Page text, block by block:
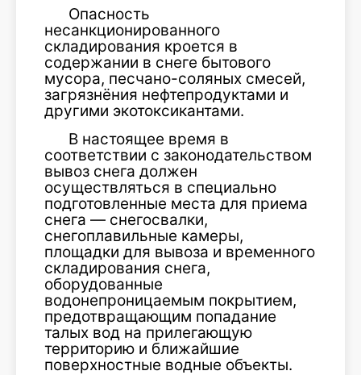
Опасность
несанкционированного
складирования кроется в
содержании в снеге бытового
мусора, песчано-соляных смесей,
загрязнёния нефтепродуктами и
другими экотоксикантами.
В настоящее время в
соответствии с законодательством
вывоз снега должен
осуществляться в специально
подготовленные места для приема
снега — снегосвалки,
снегоплавильные камеры,
площадки для вывоза и временного
складирования снега,
оборудованные
водонепроницаемым покрытием,
предотвращающим попадание
талых вод на прилегающую
территорию и ближайшие
поверхностные водные объекты.